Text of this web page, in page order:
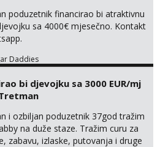
poduzetnik financirao bi atraktivnu
sa 4000€ mjesečno. Kontakt
Daddies
bi djevojku sa 3000 EUR/mj
i ozbiljan poduzetnik 37god tražim
na duže staze. Tražim curu za
zabavu, izlaske, putovanja i druge